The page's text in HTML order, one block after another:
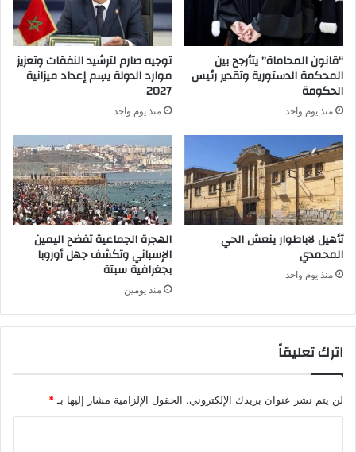
“قانون المحاماة” يتأرجح بين
المحكمة الدستورية وتقدير رئيس
الحكومة
منذ يوم واحد
توجيه صارم لترشيد النفقات وتعزيز
موارد الدولة يسِم إعداد ميزانية
2027
منذ يوم واحد
تأهيل لاباطوار ينعش الحي
المحمدي
منذ يوم واحد
الهجرة الجماعية تفضح اليمين
الإسباني وتكشف جهل أوروبا
بجغرافية سبتة
منذ يومين
اترك تعليقاً
لن يتم نشر عنوان بريدك الإلكتروني. الحقول الإلزامية مشار إليها بـ *